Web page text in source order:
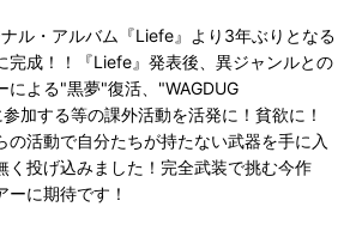
アルバム『Liefe』より3年ぶりとなる
完成！！『Liefe』発表後、異ジャンルとの
による"黒夢"復活、"WAGDUG
加する等の課外活動を活発に！貧欲に！
の活動で自分たちが持たない武器を手に入
く投げ込みました！完全武装で挑む今作
ーに期待です！